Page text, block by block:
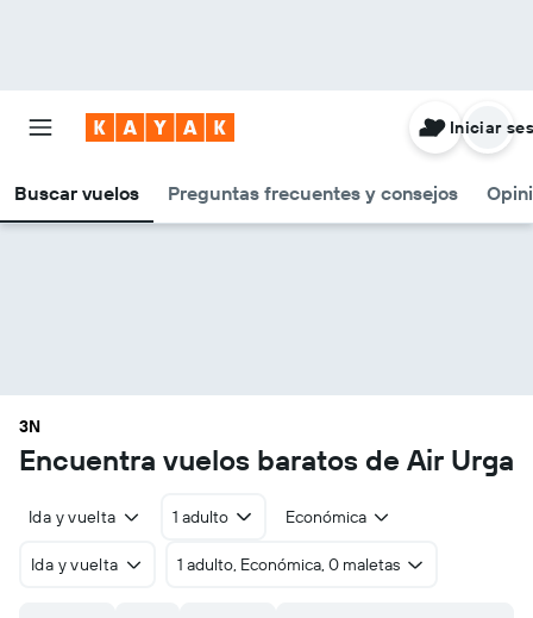
Buscar vuelos Preguntas frecuentes y consejos
Iniciar
3N
Encuentra vuelos baratos de Air Urga
Ida y vuelta 1 adulto Económica
Ida y vuelta 1 adulto, Económica, 0 maletas